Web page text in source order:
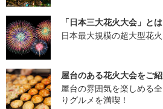
「日本三大花火大会」とは
日本最大規模の超大型花
屋台のある花火大会をご
屋台の雰囲気を楽しめる
りグルメを満喫！